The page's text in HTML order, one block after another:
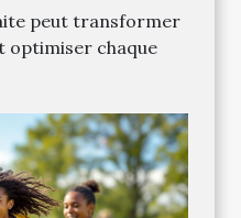
peut transformer
optimiser chaque